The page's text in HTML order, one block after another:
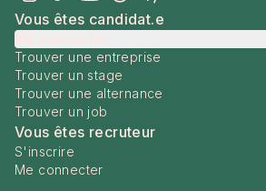
Vous êtes candidat.e
Trouver une entreprise
Trouver un stage
Trouver une alternance
Trouver un job
Vous êtes recruteur
S'inscrire
Me connecter